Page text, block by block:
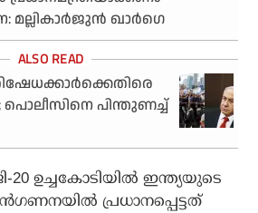
മല്ലികാര്‍ജുന്‍ ഖാര്‍ഗെ
പൊലീസിനെ പിന്തുണച്ച്
ഉച്ചകോടിയില്‍ ഇന്ത്യയുടെ
പ്രധാനപ്പെട്ടത്